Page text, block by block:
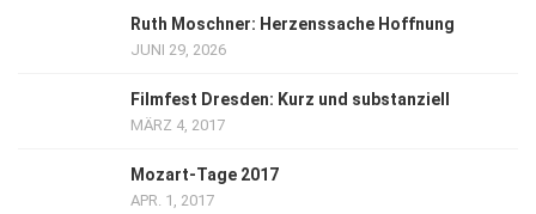
Ruth Moschner: Herzenssache Hoffnung
JUNI 29, 2026
Filmfest Dresden: Kurz und substanziell
MÄRZ 4, 2017
Mozart-Tage 2017
APR. 1, 2017